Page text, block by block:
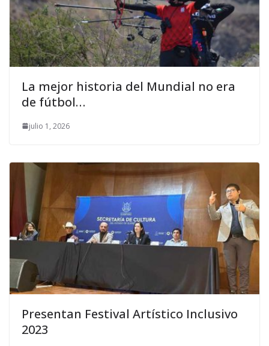
La mejor historia del Mundial no era
de fútbol…
julio 1, 2026
Presentan Festival Artístico Inclusivo
2023